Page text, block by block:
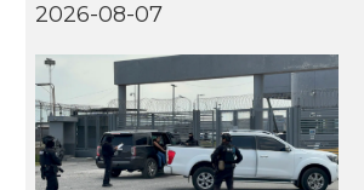
2026-08-07